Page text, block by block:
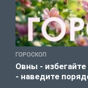
ГОРОСКОП
Овны -
- наведите